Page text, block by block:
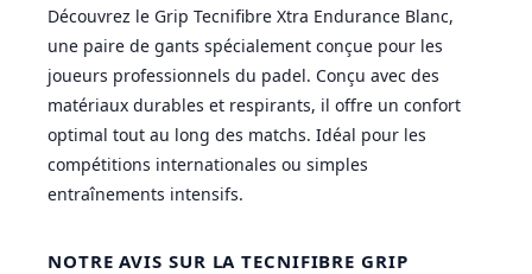
Découvrez le Grip Tecnifibre Xtra Endurance Blanc,
une paire de gants spécialement conçue pour les
joueurs professionnels du padel. Conçu avec des
matériaux durables et respirants, il offre un confort
optimal tout au long des matchs. Idéal pour les
compétitions internationales ou simples
entraînements intensifs.
NOTRE AVIS SUR LA TECNIFIBRE GRIP